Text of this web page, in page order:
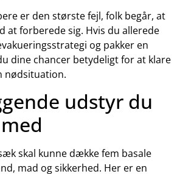
er den største fejl, folk begår, at
at forberede sig. Hvis du allerede
og pakker en
dine chancer betydeligt for at klare
nødsituation.
udstyr du
skal kunne dække fem basale
mad og sikkerhed. Her er en